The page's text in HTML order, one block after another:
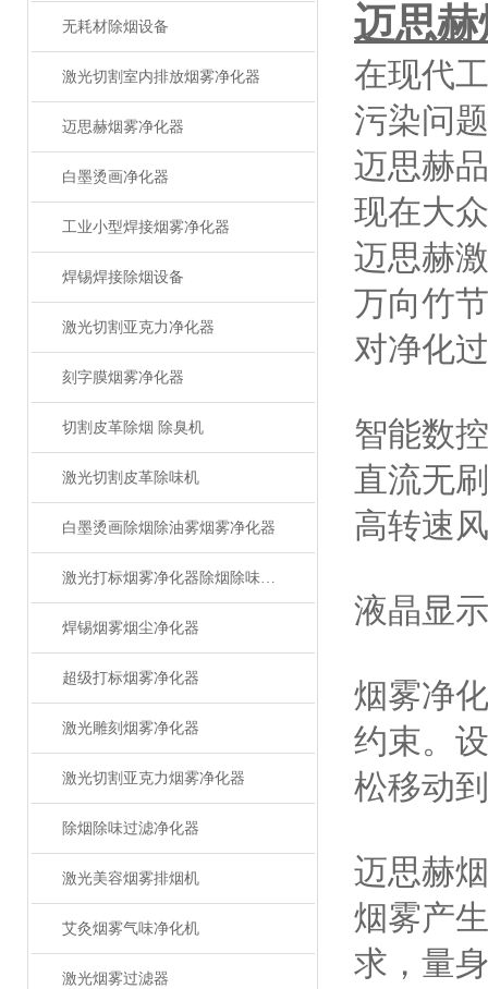
无耗材除烟设备
激光切割室内排放烟雾净化器
迈思赫烟雾净化器
白墨烫画净化器
工业小型焊接烟雾净化器
焊锡焊接除烟设备
激光切割亚克力净化器
刻字膜烟雾净化器
切割皮革除烟 除臭机
激光切割皮革除味机
白墨烫画除烟除油雾烟雾净化器
激光打标烟雾净化器除烟除味设备
焊锡烟雾烟尘净化器
超级打标烟雾净化器
激光雕刻烟雾净化器
激光切割亚克力烟雾净化器
除烟除味过滤净化器
激光美容烟雾排烟机
艾灸烟雾气味净化机
激光烟雾过滤器
迈思
在现代
污染问
迈思赫
现在大
迈思赫
万向竹
对净化
智能数
直流无
高转速
液晶显
烟雾净
约束。
松移动
迈思赫
烟雾产
求，量